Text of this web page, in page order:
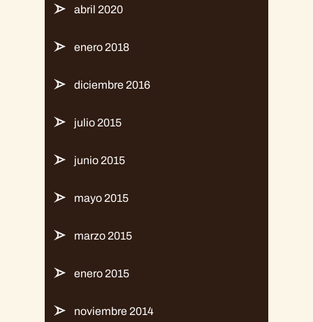
abril 2020
enero 2018
diciembre 2016
julio 2015
junio 2015
mayo 2015
marzo 2015
enero 2015
noviembre 2014